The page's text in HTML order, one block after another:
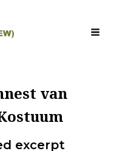
van
excerpt